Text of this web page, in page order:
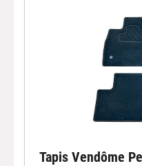
Tapis Vendôme